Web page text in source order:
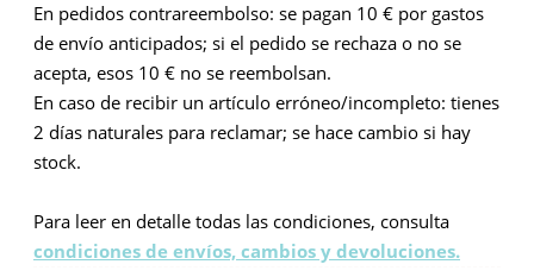
En pedidos contrareembolso: se pagan 10 € por gastos
de envío anticipados; si el pedido se rechaza o no se
acepta, esos 10 € no se reembolsan.
En caso de recibir un artículo erróneo/incompleto: tienes
2 días naturales para reclamar; se hace cambio si hay
stock.
Para leer en detalle todas las condiciones, consulta
condiciones de envíos, cambios y devoluciones.